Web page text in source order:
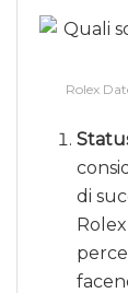
Rolex
di